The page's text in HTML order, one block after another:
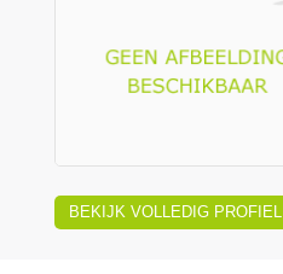
BEKIJK VOLLEDIG PROFIEL